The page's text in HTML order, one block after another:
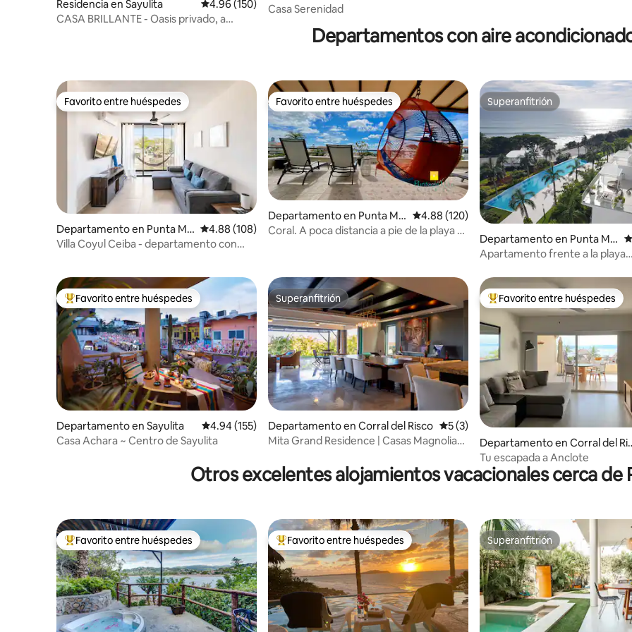
Residencia en Sayulita Calificación promedio: 4.96 de 5; 150 evaluaciones
4.96 (150)
CASA BRILLANTE - Oasis privado, a
Casa Serenidad
Departamentos con aire
Favorito entre huéspedes
Favorito entre huéspedes
Departamento en Punta Mit
a
Calificación promedio: 4.88 de 5; 108 evaluaciones
4.88 (108)
Villa Coyul Ceiba - departamento con
Favorito entre huéspedes
Favorito entre huéspedes
Departamento en Punta Mit
a
Calificación promedio: 4.88 de 5; 120
4.88 (120)
Coral. A poca distancia a pie de la playa y
Superanfitrión
Superanfitrión
Departamento en Punta Mit
a
Apartamento frente a la playa
De los mejores en Favorito entre huéspedes
Favorito entre huéspedes
Departamento en Sayulita Calificación promedio: 4.94 de 5; 155 evaluaciones
4.94 (155)
Casa Achara ~ Centro de Sayulita
Superanfitrión
Superanfitrión
Departamento en Corral del Risco Calificación promedio: 5 de 5; 3
5 (3)
Mita Grand Residence | Casas Magnolia
De los mejores en Favorito
Favorito entre huéspedes
Departamento en Corral del
o
Tu escapada a Anclote
Otros excelentes alojamientos vacacionales cerca de
De los mejores en Favorito entre huéspedes
Favorito entre huéspedes De los mejores en Favorito entre huéspedes
Favorito entre huéspedes Superanfitrión
Superanfitrión